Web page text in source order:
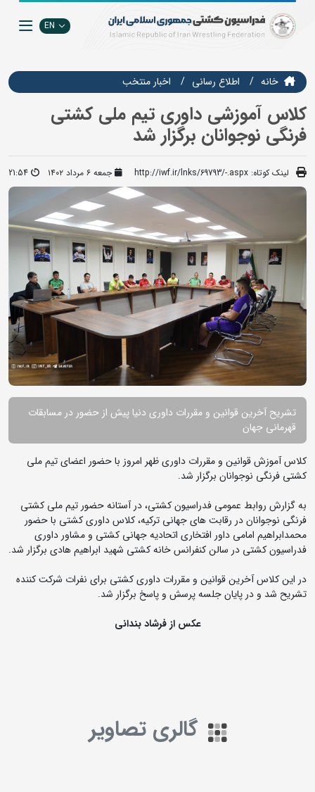
EN
خانه اطلاع رسانی اخبار منتخب
کلاس آموزشی داوری تیم ملی کشتی
فرنگی نوجوانان برگزار شد
لینک کوتاه: http://iwf.ir/lnks/69793/-.aspx جمعه ۶ مرداد ۱۴۰۲ 21:54
تشریح آخرین قوانین و مقررات داوری دنیا پیش از حضور در مسابقات
قهرمانی جهان
کلاس آموزش قوانین و مقررات داوری ظهر امروز با حضور اعضای تیم ملی
کشتی فرنگی نوجوانان برگزار شد.
به گزارش روابط عمومی فدراسیون کشتی، در آستانه حضور تیم ملی کشتی
فرنگی نوجوانان در رقابت های جهانی ترکیه، کلاس داوری کشتی با حضور
محمدابراهیم امامی داور افتخاری اتحادیه جهانی کشتی و مشاور داوری
فدراسیون کشتی در سالن کنفرانس خانه کشتی شهید ابراهیم هادی برگزار شد.
در این کلاس آخرین قوانین و مقررات داوری کشتی برای نفرات شرکت کننده
تشریح شد و در پایان جلسه پرسش و پاسخ برگزار شد.
عکس از فرشاد بندانی
گالری تصاویر